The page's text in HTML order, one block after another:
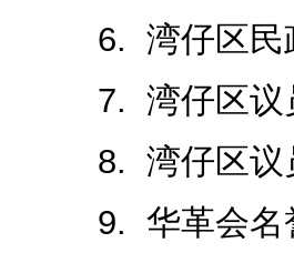
6. 湾仔区
7. 湾仔
8. 湾仔
9. 华革